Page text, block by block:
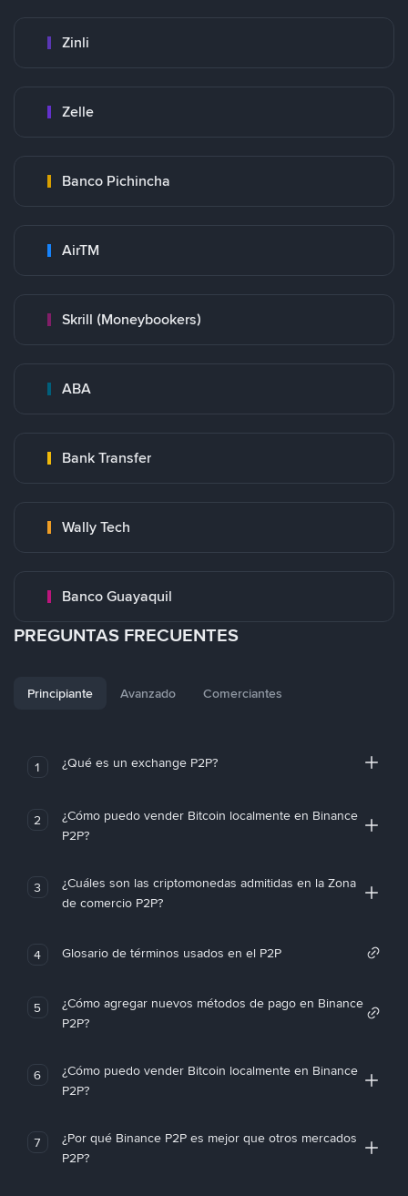
Zinli
Zelle
Banco Pichincha
AirTM
Skrill (Moneybookers)
ABA
Bank Transfer
Wally Tech
Banco Guayaquil
PREGUNTAS FRECUENTES
Principiante Avanzado Comerciantes
1 ¿Qué es un exchange P2P?
2
¿Cómo puedo vender Bitcoin localmente en Binance
P2P?
3
¿Cuáles son las criptomonedas admitidas en la Zona
de comercio P2P?
4 Glosario de términos usados en el P2P
5
¿Cómo agregar nuevos métodos de pago en Binance
P2P?
6
¿Cómo puedo vender Bitcoin localmente en Binance
P2P?
7
¿Por qué Binance P2P es mejor que otros mercados
P2P?